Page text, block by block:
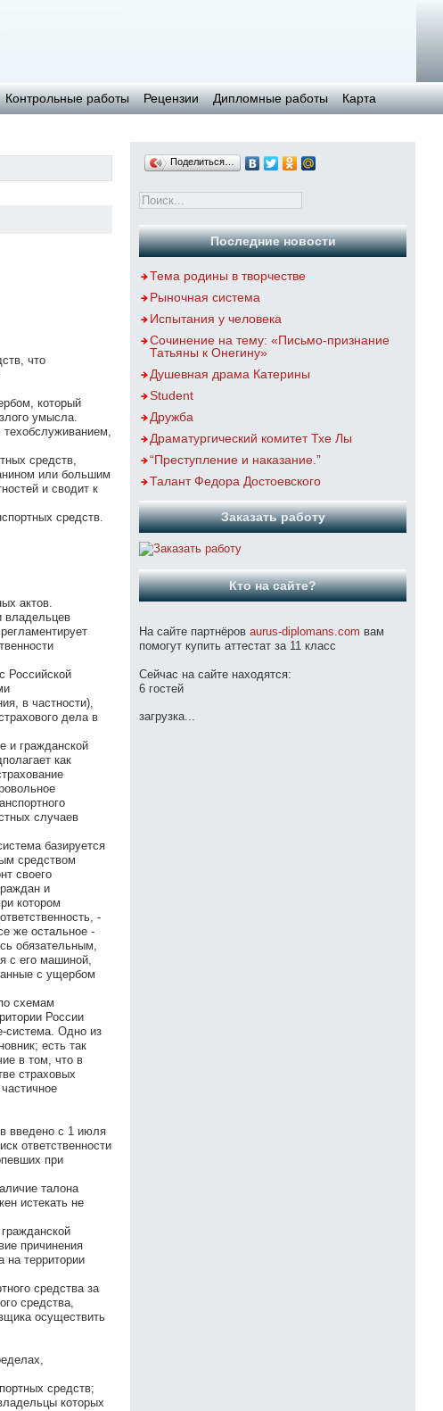
Контрольные работы Рецензии Дипломные работы Карта
что
который
умысла.
техобслуживанием,
средств,
или большим
и сводит к
средств.
актов.
владельцев
Российской
в частности),
дела в
и гражданской
как
случаев
базируется
средством
своего
и
котором
-
же остальное -
обязательным,
с его машиной,
с ущербом
схемам
России
система. Одно из
есть так
в том, что в
страховых
введено с 1 июля
ответственности
при
талона
истекать не
причинения
на территории
средства за
средства,
осуществить
средств;
которых
Поделиться…
Последние новости
Тема родины в творчестве
Рыночная система
Испытания у человека
Сочинение на тему: «Письмо-признание
Татьяны к Онегину»
Душевная драма Катерины
Student
Дружба
Драматургический комитет Тхе Лы
“Преступление и наказание.”
Талант Федора Достоевского
Заказать работу
Кто на сайте?
На сайте партнёров aurus-diplomans.com вам
помогут купить аттестат за 11 класс
Сейчас на сайте находятся:
6 гостей
загрузка...